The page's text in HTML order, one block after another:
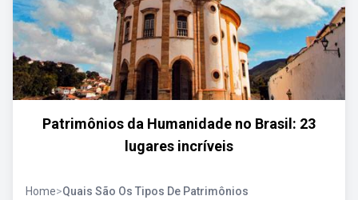
Patrimônios da Humanidade no Brasil: 23
lugares incríveis
Home>Quais São Os Tipos De Patrimônios